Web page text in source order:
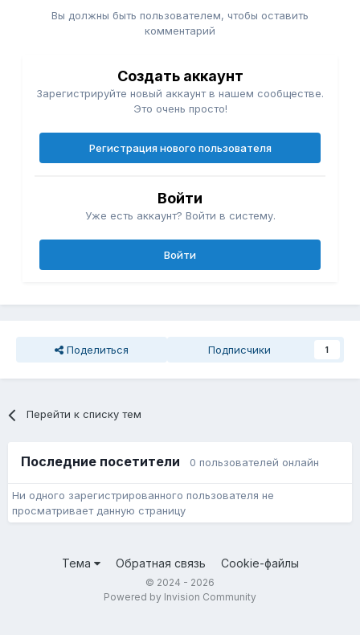
Вы должны быть пользователем, чтобы оставить
комментарий
Создать аккаунт
Зарегистрируйте новый аккаунт в нашем сообществе.
Это очень просто!
Регистрация нового пользователя
Войти
Уже есть аккаунт? Войти в систему.
Войти
Поделиться Подписчики 1
Перейти к списку тем
Последние посетители 0 пользователей онлайн
Ни одного зарегистрированного пользователя не
просматривает данную страницу
Тема Обратная связь Cookie-файлы
© 2024 - 2026
Powered by Invision Community